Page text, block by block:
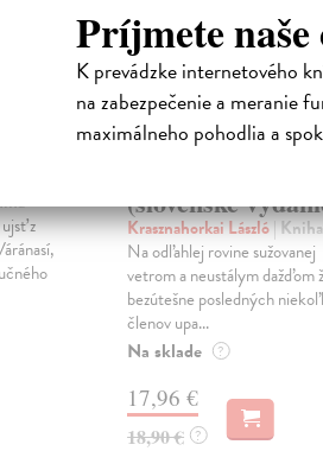
Príjmete naše
K prevádzke internetového
na zabezpečenie a meranie
maximálneho pohodlia a
z
(slovenské
Krasznahorkai László| Kniha
Na odľahlej rovine sužovanej
vetrom a neustálym dažďom
bezútešne posledných
členov upa...
Na sklade ?
17,96 €
18,90 € ?